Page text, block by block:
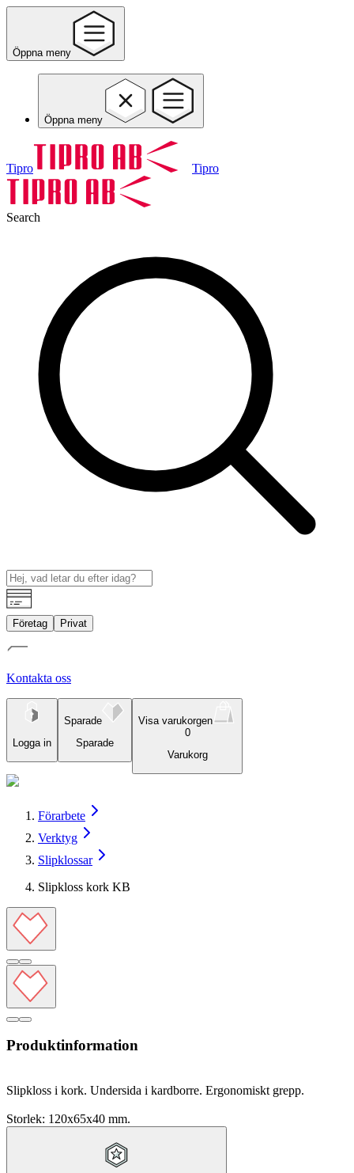
Öppna meny
Öppna meny
Tipro Tipro
Search
Företag Privat
Kontakta oss
Logga in
Sparade
Sparade
Visa varukorgen
0
Varukorg
Förarbete
Verktyg
Slipklossar
Slipkloss kork KB
Produktinformation
Slipkloss i kork. Undersida i kardborre. Ergonomiskt grepp.
Storlek: 120x65x40 mm.